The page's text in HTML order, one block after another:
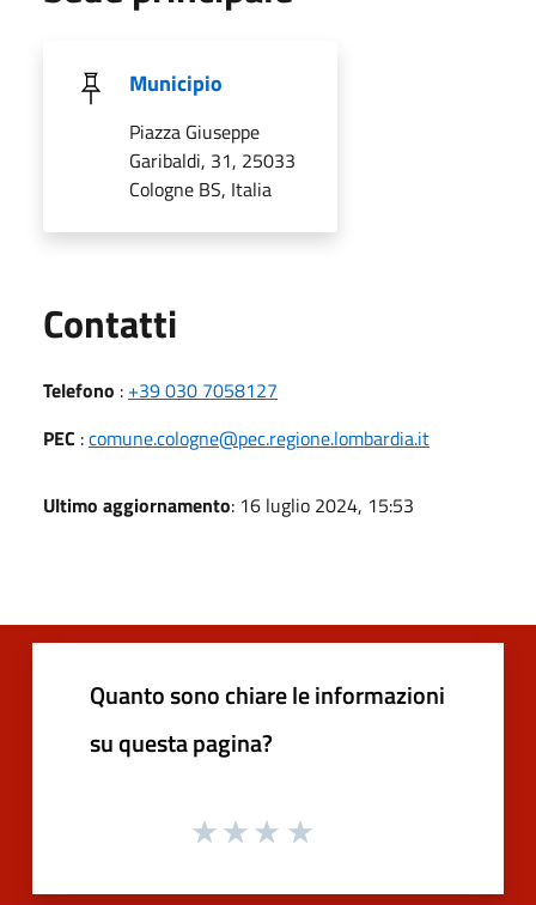
Municipio
Piazza Giuseppe
Garibaldi, 31, 25033
Cologne BS, Italia
Contatti
Telefono : +39 030 7058127
PEC :comune.cologne@pec.regione.lombardia.it
Ultimo aggiornamento: 16 luglio 2024, 15:53
Quanto sono chiare le informazioni
su questa pagina?